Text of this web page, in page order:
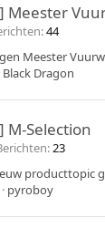
Meester
44
Meester
Black Dragon
M-Selection
23
producttopic
pyroboy